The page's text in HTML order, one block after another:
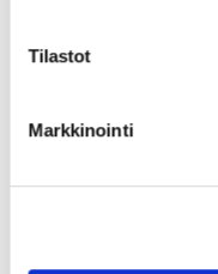
Tilastot
Markkinointi